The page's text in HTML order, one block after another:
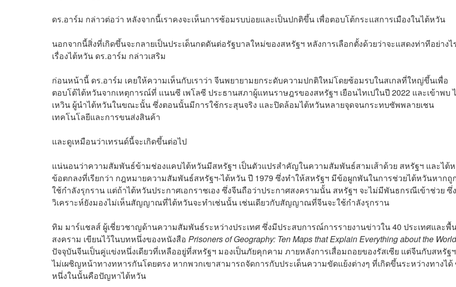
ดร.อาร์ม กล่าวต่อว่า หลังจากนี้เราคงจะเห็นการซ้อมรบบ่อยและเป็นปกติขึ้น เพื่อตอบโต้กระแสการเมืองในไต้หวัน
นอกจากนี้สิ่งที่เกิดขึ้นจะกลายเป็นประเด็นกดดันต่อรัฐบาลใหม่ของสหรัฐฯ หลังการเลือกตั้งด้วยว่าจะแสดงท่าทีอย่างไ
เรื่องไต้หวัน ดร.อาร์ม กล่าวเสริม
ก่อนหน้านี้ ดร.อาร์ม เคยให้ความเห็นกับเราว่า จีนพยายามยกระดับความปกติใหม่โดยซ้อมรบในสเกลที่ใหญ่ขึ้นเพื่อ
ตอบโต้ไต้หวันจากเหตุการณ์ที่ แนนซี เพโลซี ประธานสภาผู้แทนราษฎรของสหรัฐฯ เยือนไทเปในปี 2022 และเข้าพบ
เหวิน ผู้นำไต้หวันในขณะนั้น ซึ่งตอนนั้นมีการใช้กระสุนจริง และปิดล้อมไต้หวันหลายจุดจนกระทบซัพพลายเชน
เทคโนโลยีและการขนส่งสินค้า
และดูเหมือนว่าเทรนด์นี้จะเกิดขึ้นต่อไป
แน่นอนว่าความสัมพันธ์ข้ามช่องแคบไต้หวันมีสหรัฐฯ เป็นตัวแปรสำคัญในความสัมพันธ์สามเส้าด้วย สหรัฐฯ และไต้
ข้อตกลงที่เรียกว่า กฎหมายความสัมพันธ์สหรัฐฯ-ไต้หวัน ปี 1979 ซึ่งทำให้สหรัฐฯ มีข้อผูกพันในการช่วยไต้หวันหากถู
ใช้กำลังรุกราน แต่ถ้าไต้หวันประกาศเอกราชเอง ซึ่งจีนถือว่าประกาศสงครามนั้น สหรัฐฯ จะไม่มีพันธกรณีเข้าช่วย ซึ่
วิเคราะห์ยังมองไม่เห็นสัญญาณที่ไต้หวันจะทำเช่นนั้น เช่นเดียวกับสัญญาณที่จีนจะใช้กำลังรุกราน
ทิม มาร์แชลส์ ผู้เชี่ยวชาญด้านความสัมพันธ์ระหว่างประเทศ ซึ่งมีประสบการณ์การรายงานข่าวใน 40 ประเทศและพื้
สงคราม เขียนไว้ในบทหนึ่งของหนังสือ Prisoners of Geography: Ten Maps that Explain Everything about the
ปัจจุบันจีนเป็นคู่แข่งหนึ่งเดียวที่เหลืออยู่ที่สหรัฐฯ มองเป็นภัยคุกคาม ภายหลังการเสื่อมถอยของรัสเซีย แต่จีนกับสหรัฐ
ไม่เผชิญหน้าทางทหารกันโดยตรง หากพวกเขาสามารถจัดการกับประเด็นความขัดแย้งต่างๆ ที่เกิดขึ้นระหว่างทางได้
หนึ่งในนั้นคือปัญหาไต้หวัน